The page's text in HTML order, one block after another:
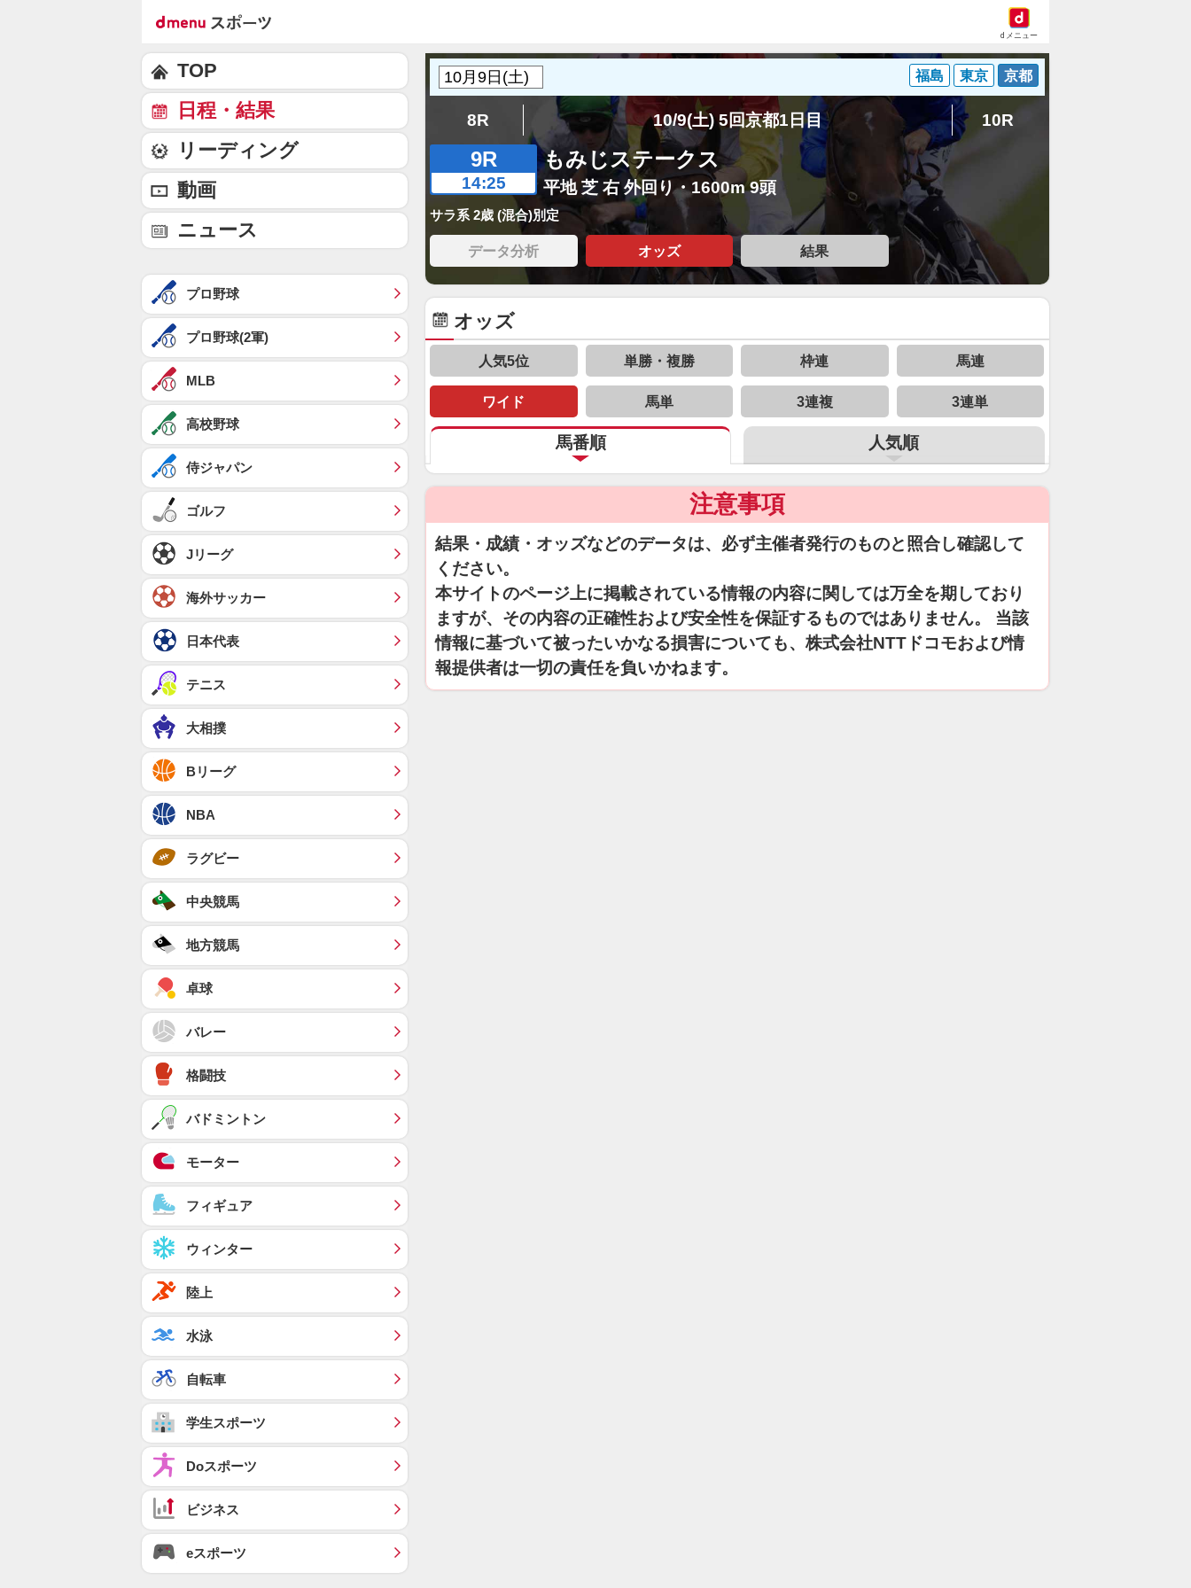
dメニュー
福島 東京 京都
8R 10/9(土) 5回京都1日目 10R
9R
14:25
もみじステークス
平地 芝 右 外回り・1600m 9頭
サラ系 2歳 (混合)別定
データ分析 オッズ 結果
オッズ
人気5位 単勝・複勝 枠連 馬連
ワイド 馬単 3連複 3連単
馬番順 人気順
注意事項
結果・成績・オッズなどのデータは、必ず主催者発行のものと照合し確認して
ください。
本サイトのページ上に掲載されている情報の内容に関しては万全を期しており
ますが、その内容の正確性および安全性を保証するものではありません。 当該
情報に基づいて被ったいかなる損害についても、株式会社NTTドコモおよび情
報提供者は一切の責任を負いかねます。
TOP
日程・結果
リーディング
動画
ニュース
プロ野球
プロ野球(2軍)
MLB
高校野球
侍ジャパン
ゴルフ
Jリーグ
海外サッカー
日本代表
テニス
大相撲
Bリーグ
NBA
ラグビー
中央競馬
地方競馬
卓球
バレー
格闘技
バドミントン
モーター
フィギュア
ウィンター
陸上
水泳
自転車
学生スポーツ
Doスポーツ
ビジネス
eスポーツ